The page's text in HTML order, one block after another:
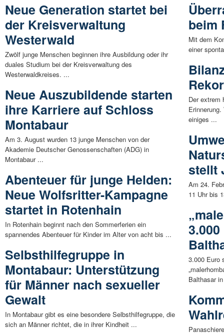
Neue Generation startet bei
der Kreisverwaltung
Westerwald
Zwölf junge Menschen beginnen ihre Ausbildung oder ihr
duales Studium bei der Kreisverwaltung des
Westerwaldkreises. ...
Neue Auszubildende starten
ihre Karriere auf Schloss
Montabaur
Am 3. August wurden 13 junge Menschen von der
Akademie Deutscher Genossenschaften (ADG) in
Montabaur ...
Abenteuer für junge Helden:
Neue Wolfsritter-Kampagne
startet in Rotenhain
In Rotenhain beginnt nach den Sommerferien ein
spannendes Abenteuer für Kinder im Alter von acht bis ...
Selbsthilfegruppe in
Montabaur: Unterstützung
für Männer nach sexueller
Gewalt
In Montabaur gibt es eine besondere Selbsthilfegruppe, die
sich an Männer richtet, die in ihrer Kindheit ...
beim
Mit dem
einer
Der extrem
einiges ...
stellt
Am 24.
11 Uhr bis
3.000 Euro
Balthasar